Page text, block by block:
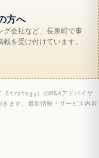
方へ
グ会社など、長泉町で事
を受け付けています。
Strategy）のM&Aアドバイザ
ます。最新情報・サービス内容